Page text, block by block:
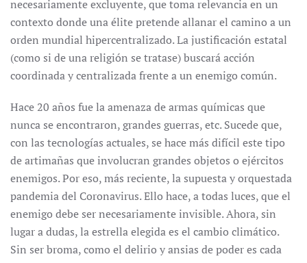
necesariamente excluyente, que toma relevancia en un
contexto donde una élite pretende allanar el camino a un
orden mundial hipercentralizado. La justificación estatal
(como si de una religión se tratase) buscará acción
coordinada y centralizada frente a un enemigo común.
Hace 20 años fue la amenaza de armas químicas que
nunca se encontraron, grandes guerras, etc. Sucede que,
con las tecnologías actuales, se hace más difícil este tipo
de artimañas que involucran grandes objetos o ejércitos
enemigos. Por eso, más reciente, la supuesta y orquestada
pandemia del Coronavirus. Ello hace, a todas luces, que el
enemigo debe ser necesariamente invisible. Ahora, sin
lugar a dudas, la estrella elegida es el cambio climático.
Sin ser broma, como el delirio y ansias de poder es cada